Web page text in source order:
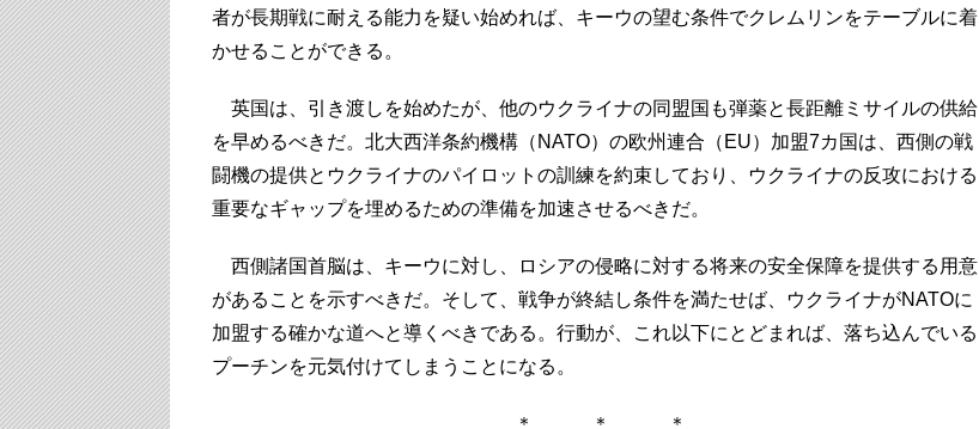
者が長期戦に耐える能力を疑い始めれば、キーウの望む条件でクレムリンをテーブルに着
かせることができる。
英国は、引き渡しを始めたが、他のウクライナの同盟国も弾薬と長距離ミサイルの供給
を早めるべきだ。北大西洋条約機構（NATO）の欧州連合（EU）加盟7カ国は、西側の戦
闘機の提供とウクライナのパイロットの訓練を約束しており、ウクライナの反攻における
重要なギャップを埋めるための準備を加速させるべきだ。
西側諸国首脳は、キーウに対し、ロシアの侵略に対する将来の安全保障を提供する用意
があることを示すべきだ。そして、戦争が終結し条件を満たせば、ウクライナがNATOに
加盟する確かな道へと導くべきである。行動が、これ以下にとどまれば、落ち込んでいる
プーチンを元気付けてしまうことになる。
＊ ＊ ＊